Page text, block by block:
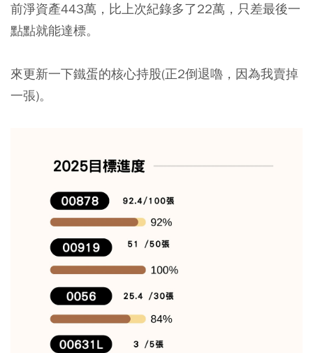
前淨資產443萬，比上次紀錄多了22萬，只差最後一
點點就能達標。
來更新一下鐵蛋的核心持股(正2倒退嚕，因為我賣掉
一張)。